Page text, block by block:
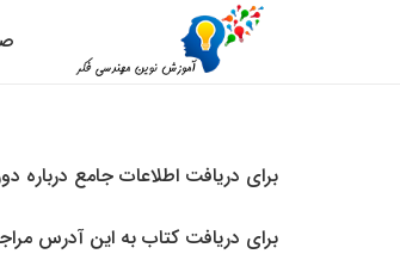
برای دریافت اطلاعات جامع درباره
برای دریافت کتاب به این آدرس